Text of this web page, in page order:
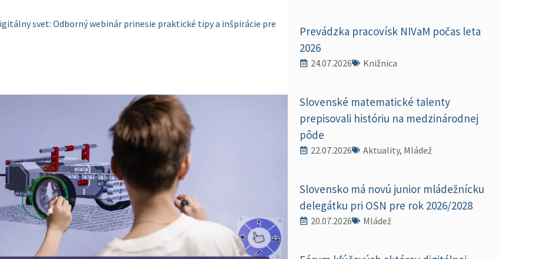
svet: Odborný webinár prinesie praktické tipy a inšpirácie pre
Prevádzka pracovísk NIVaM počas leta
2026
24.07.2026 Knižnica
Slovenské matematické talenty
prepisovali históriu na medzinárodnej
pôde
22.07.2026 Aktuality, Mládež
Slovensko má novú junior mládežnícku
delegátku pri OSN pre rok 2026/2028
20.07.2026 Mládež